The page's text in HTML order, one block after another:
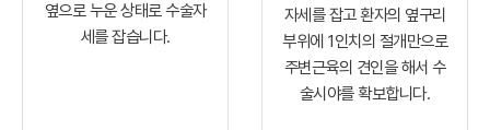
옆으로 누운 상태로수술자
세를 잡습니다.
자세를잡고 환자의 옆구리
부위에 1인치의 절개만으로
주변근육의 견인을 해서 수
술시야를 확보합니다.